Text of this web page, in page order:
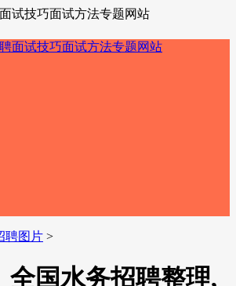
试技巧面试方法专题网站
聘图片 >
全国水务招聘整理,